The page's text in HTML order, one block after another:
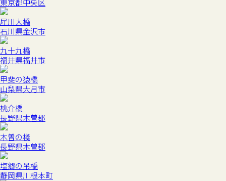
東京都中央区
犀川大橋
石川県金沢市
九十九橋
福井県福井市
甲斐の猿橋
山梨県大月市
桃介橋
長野県木曽郡
木曽の棧
長野県木曽郡
塩郷の吊橋
静岡県川根本町